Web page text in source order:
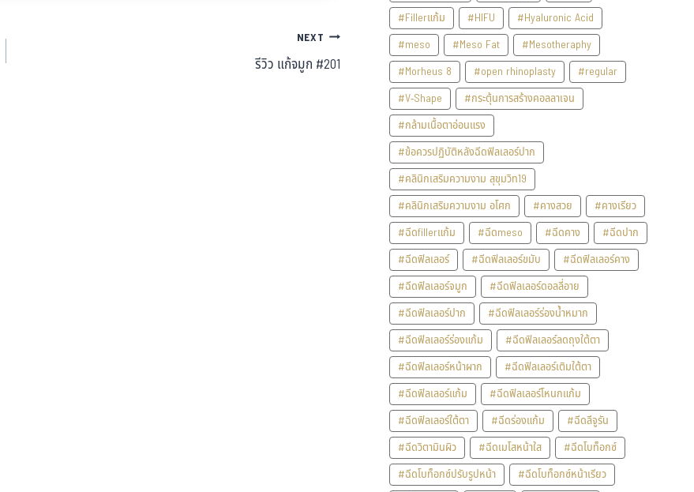
NEXT
รีวิว แก้จมูก #201
#Fillerแก้ม
#HIFU
#Hyaluronic Acid
#meso
#Meso Fat
#Mesotheraphy
#Morheus 8
#open rhinoplasty
#regular
#V-Shape
#กระตุ้นการสร้างคอลลาเจน
#กล้ามเนื้อตาอ่อนแรง
#ข้อควรปฏิบัติหลังฉีดฟิลเลอร์ปาก
#คลินิกเสริมความงาม สุขุมวิท19
#คลินิกเสริมความงาม อโศก
#คางสวย
#คางเรียว
#ฉีดfillerแก้ม
#ฉีดmeso #ฉีดคาง
#ฉีดปาก
#ฉีดฟิลเลอร์
#ฉีดฟิลเลอร์ขมับ
#ฉีดฟิลเลอร์คาง
#ฉีดฟิลเลอร์จมูก
#ฉีดฟิลเลอร์ดอลลี่อาย
#ฉีดฟิลเลอร์ปาก
#ฉีดฟิลเลอร์ร่องน้ำหมาก
#ฉีดฟิลเลอร์ร่องแก้ม
#ฉีดฟิลเลอร์ลดถุงใต้ตา
#ฉีดฟิลเลอร์หน้าผาก
#ฉีดฟิลเลอร์เติมใต้ตา
#ฉีดฟิลเลอร์แก้ม
#ฉีดฟิลเลอร์โหนกแก้ม
#ฉีดฟิลเลอร์ใต้ตา
#ฉีดร่องแก้ม
#ฉีดลีจูรัน
#ฉีดวิตามินผิว
#ฉีดเมโสหน้าใส
#ฉีดโบท็อกซ์
#ฉีดโบท็อกซ์ปรับรูปหน้า
#ฉีดโบท็อกซ์หน้าเรียว